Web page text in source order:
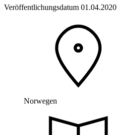
Veröffentlichungsdatum 01.04.2020
Norwegen